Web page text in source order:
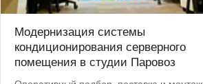
Модернизация системы
кондиционирования серверного
помещения в студии Паровоз